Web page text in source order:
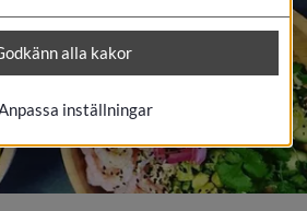
alla kakor
inställningar